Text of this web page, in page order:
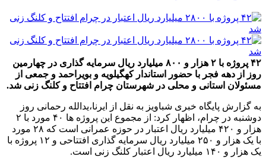
۴۲ پروژه با ۲ هزار و ۸۰۰ میلیارد ریال سرمایه گذاری در چهارمین
روز از دهه فجر با حضور استاندار کهگیلویه و بویراحمد و جمعی از
مسئولان استانی و محلی در شهرستان چرام افتتاح و کلنگ زنی شد.
به گزارش پایگاه خبری شباویز به نقل از ایرنا،یدالله رحمانی روز
دوشنبه در چرام، اظهار کرد: از مجموع این پروژه ها ۴۰ مورد با ۲
هزار و ۴۲۰ میلیارد ریال اعتبار در حوزه عمرانی است که ۲۸ مورد
با یک هزار و ۲۵۰ میلیارد ریال سرمایه گذاری افتتاحی و ۱۲ پروژه با
یک هزار و ۱۴۰ میلیارد ریال اعتبار کلنگ زنی است.